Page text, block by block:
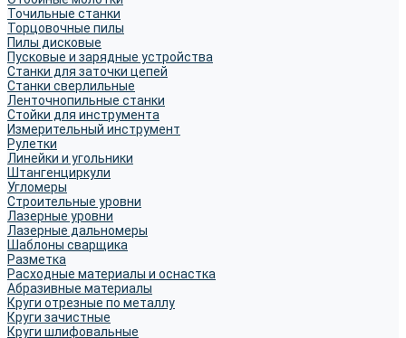
Точильные станки
Торцовочные пилы
Пилы дисковые
Пусковые и зарядные устройства
Станки для заточки цепей
Станки сверлильные
Ленточнопильные станки
Стойки для инструмента
Измерительный инструмент
Рулетки
Линейки и угольники
Штангенциркули
Угломеры
Строительные уровни
Лазерные уровни
Лазерные дальномеры
Шаблоны сварщика
Разметка
Расходные материалы и оснастка
Абразивные материалы
Круги отрезные по металлу
Круги зачистные
Круги шлифовальные